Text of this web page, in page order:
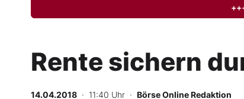
Abo & Shop
Rente sichern
14.04.2018 · 11:40 Uhr · Börse Online Redaktion